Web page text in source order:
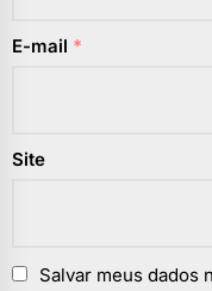
E-mail *
Site
Salvar meus dados